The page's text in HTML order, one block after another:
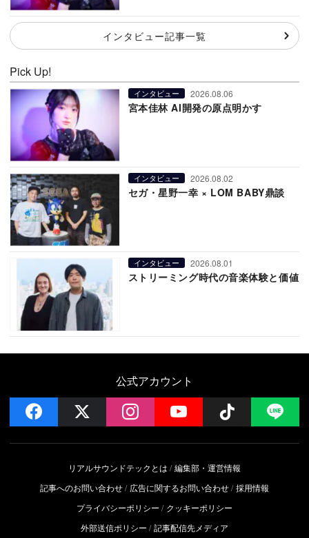
インタビュー記事一覧
Pick Up!
インタビュー 2026.08.06
宮本佳林 AI開発の原点明かす
インタビュー 2026.08.02
セガ・星野一幸 × LOM BABY鼎談
インタビュー 2026.08.01
ストリーミング時代の音楽体験と価値
公式アカウント
facebook instagramYouTube Follow
リアルサウンドテックとは
編集部・運営情報
記事へのお問い合わせ
広告に関するお問い合わせ 採用情報
プライバシーポリシー
クッキーポリシー
外部送信ポリシー
記事配信先メディア